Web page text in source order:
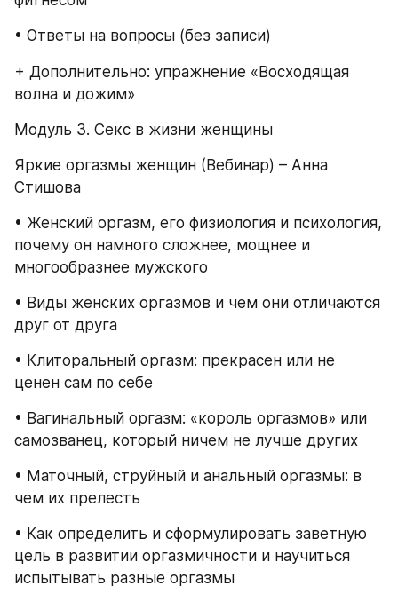
• Ответы на вопросы (без записи)
+ Дополнительно: упражнение «Восходящая
волна и дожим»
Модуль 3. Секс в жизни женщины
Яркие оргазмы женщин (Вебинар) – Анна
Стишова
• Женский оргазм, его физиология и психология,
почему он намного сложнее, мощнее и
многообразнее мужского
• Виды женских оргазмов и чем они отличаются
друг от друга
• Клиторальный оргазм: прекрасен или не
ценен сам по себе
• Вагинальный оргазм: «король оргазмов» или
самозванец, который ничем не лучше других
• Маточный, струйный и анальный оргазмы: в
чем их прелесть
• Как определить и сформулировать заветную
цель в развитии оргазмичности и научиться
испытывать разные оргазмы